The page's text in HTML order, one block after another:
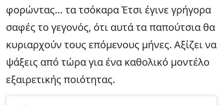
φορώντας… τα τσόκαρα Έτσι έγινε γρήγορα
σαφές το γεγονός, ότι αυτά τα παπούτσια θα
κυριαρχούν τους επόμενους μήνες. Αξίζει να
ψάξεις από τώρα για ένα καθολικό μοντέλο
εξαιρετικής ποιότητας.